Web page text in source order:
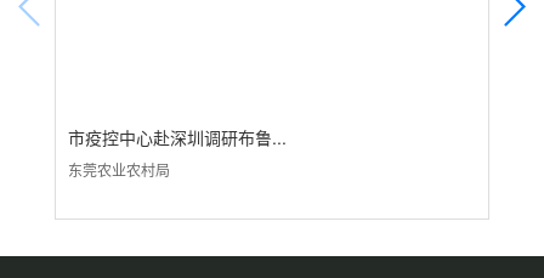
市疫控中心赴深圳调研布鲁...
东莞农业农村局